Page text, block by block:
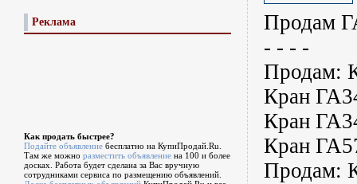
Реклама
Как продать быстрее?
Подайте объявление бесплатно на КупиПродай.Ru.
Там же можно разместить объявление на 100 и более
досках. Работа будет сделана за Вас вручную
сотрудниками сервиса по размещению объявлений.
Продам
- - - -
Продам:
Кран
Кран
Кран
Продам: